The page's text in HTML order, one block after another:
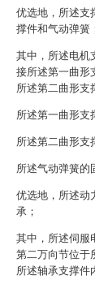
优选地，所述支
撑件和气动弹簧
其中，所述电机
接所述第一曲形
所述第二曲形支
所述第一曲形支
所述第二曲形支
所述气动弹簧的
优选地，所述动
承；
其中，所述伺服
第二万向节位于
所述轴承支撑件